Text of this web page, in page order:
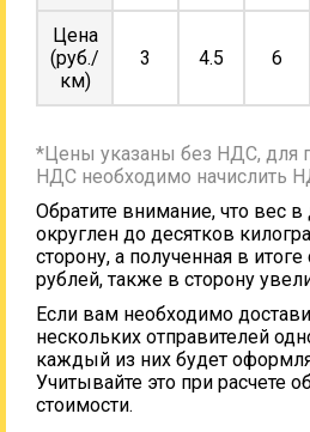
Цена
(руб./
км)
3 4.5 6
*Цены указаны без НДС, для
НДС необходимо начислить
Обратите внимание, что вес
округлен до десятков
сторону, а полученная в
рублей, также в сторону
Если вам необходимо
нескольких отправителей
каждый из них будет
Учитывайте это при расчете
стоимости.